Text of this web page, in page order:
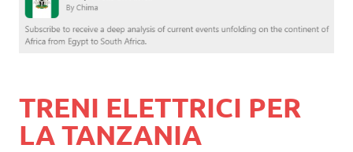
TRENI ELETTRICI PER
LA TANZANIA